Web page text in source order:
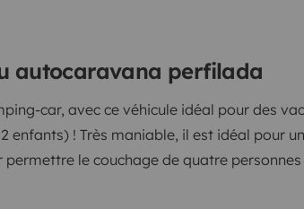
autocaravana perfilada
car, avec ce véhicule idéal pour des
enfants) ! Très maniable, il est idéal pour
le couchage de quatre personnes
À l’arrière, on retrouve un lit permanent